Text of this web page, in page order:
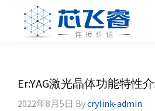
primary
primary
体，
非
Er:YAG激光晶体功能特性
2022年8月5日 Bycrylink-admin